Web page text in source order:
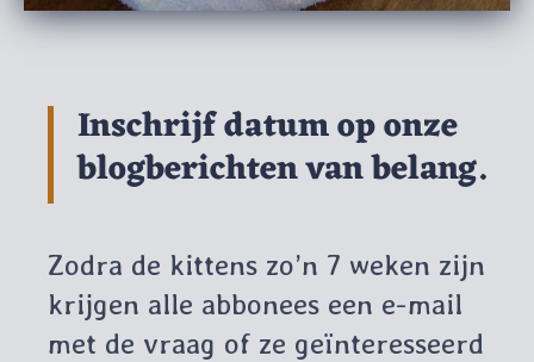
Inschrijf datum op onze
blogberichten van belang.
Zodra de kittens zo’n 7 weken zijn
krijgen alle abbonees een e-mail
met de vraag of ze geïnteresseerd